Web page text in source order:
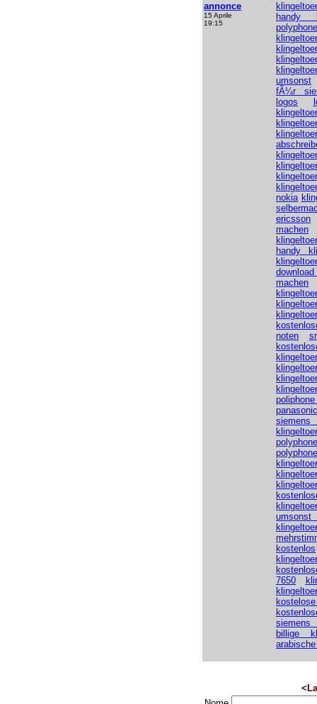
annonce
15 Aprile
19:15
handy
umsonst
fÃ¼r
logos
nokia
ericsson
machen
handy
machen
noten
siemens
kostenlos
7650
siemens
billige